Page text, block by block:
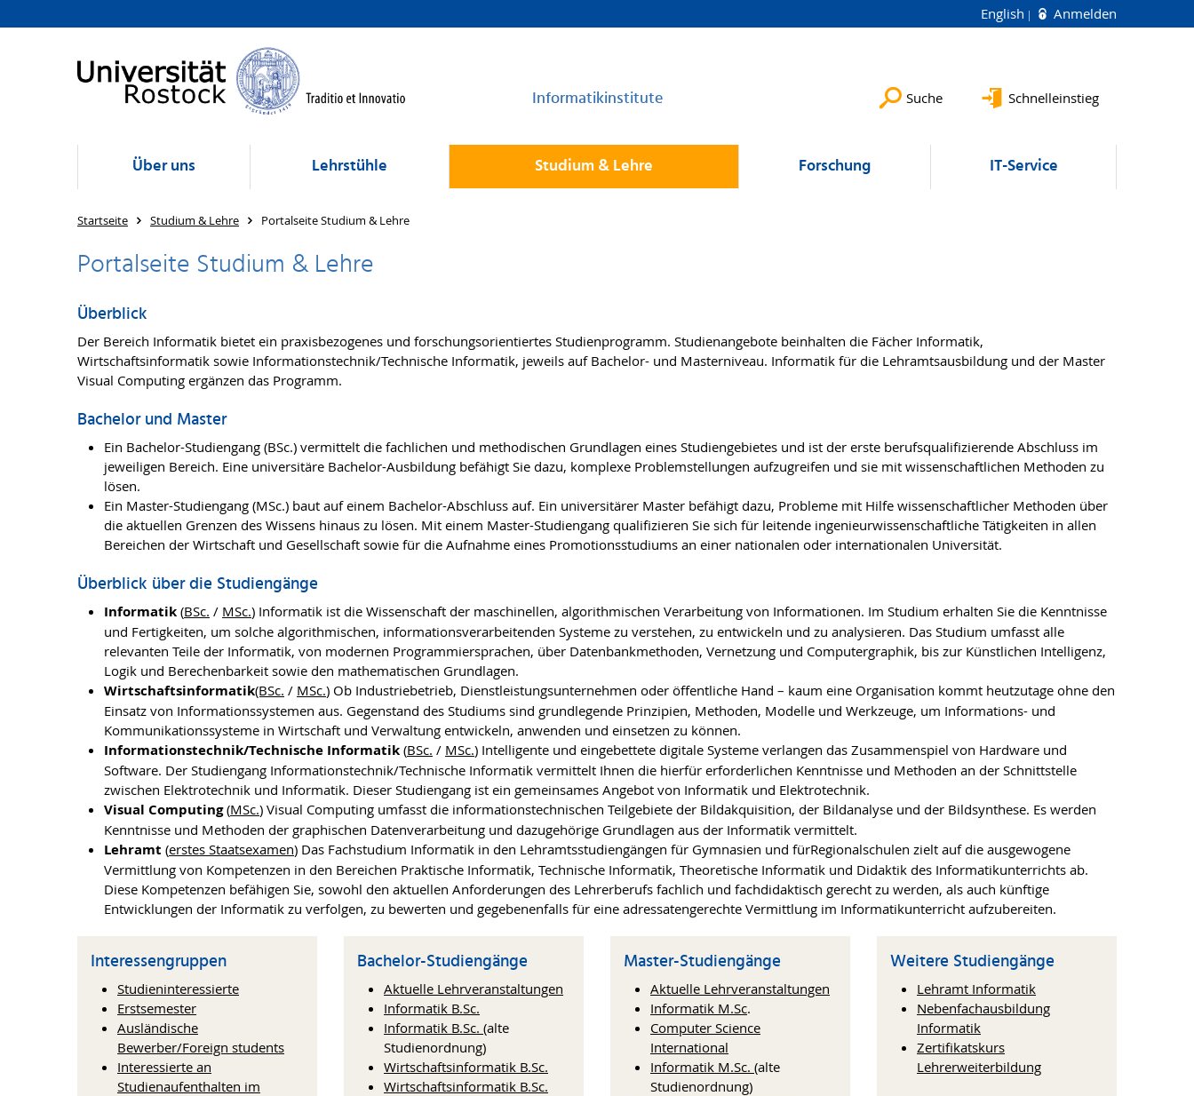
English Anmelden
Informatikinstitute Suche Schnelleinstieg
Über uns Lehrstühle Studium & Lehre Forschung IT-Service
Startseite Studium & Lehre Portalseite Studium & Lehre
Portalseite Studium & Lehre
Überblick
Der Bereich Informatik bietet ein praxisbezogenes und forschungsorientiertes Studienprogramm. Studienangebote beinhalten die Fächer Informatik,
Wirtschaftsinformatik sowie Informationstechnik/Technische Informatik, jeweils auf Bachelor- und Masterniveau. Informatik für die Lehramtsausbildung und der Master
Visual Computing ergänzen das Programm.
Bachelor und Master
Ein Bachelor-Studiengang (BSc.) vermittelt die fachlichen und methodischen Grundlagen eines Studiengebietes und ist der erste berufsqualifizierende Abschluss im
jeweiligen Bereich. Eine universitäre Bachelor-Ausbildung befähigt Sie dazu, komplexe Problemstellungen aufzugreifen und sie mit wissenschaftlichen Methoden zu
lösen.
Ein Master-Studiengang (MSc.) baut auf einem Bachelor-Abschluss auf. Ein universitärer Master befähigt dazu, Probleme mit Hilfe wissenschaftlicher Methoden über
die aktuellen Grenzen des Wissens hinaus zu lösen. Mit einem Master-Studiengang qualifizieren Sie sich für leitende ingenieurwissenschaftliche Tätigkeiten in allen
Bereichen der Wirtschaft und Gesellschaft sowie für die Aufnahme eines Promotionsstudiums an einer nationalen oder internationalen Universität.
Überblick über die Studiengänge
Informatik (BSc. / MSc.) Informatik ist die Wissenschaft der maschinellen, algorithmischen Verarbeitung von Informationen. Im Studium erhalten Sie die Kenntnisse
und Fertigkeiten, um solche algorithmischen, informationsverarbeitenden Systeme zu verstehen, zu entwickeln und zu analysieren. Das Studium umfasst alle
relevanten Teile der Informatik, von modernen Programmiersprachen, über Datenbankmethoden, Vernetzung und Computergraphik, bis zur Künstlichen Intelligenz,
Logik und Berechenbarkeit sowie den mathematischen Grundlagen.
Wirtschaftsinformatik(BSc. / MSc.) Ob Industriebetrieb, Dienstleistungsunternehmen oder öffentliche Hand – kaum eine Organisation kommt heutzutage ohne den
Einsatz von Informationssystemen aus. Gegenstand des Studiums sind grundlegende Prinzipien, Methoden, Modelle und Werkzeuge, um Informations- und
Kommunikationssysteme in Wirtschaft und Verwaltung entwickeln, anwenden und einsetzen zu können.
Informationstechnik/Technische Informatik (BSc. / MSc.) Intelligente und eingebettete digitale Systeme verlangen das Zusammenspiel von Hardware und
Software. Der Studiengang Informationstechnik/Technische Informatik vermittelt Ihnen die hierfür erforderlichen Kenntnisse und Methoden an der Schnittstelle
zwischen Elektrotechnik und Informatik. Dieser Studiengang ist ein gemeinsames Angebot von Informatik und Elektrotechnik.
Visual Computing(MSc.) Visual Computing umfasst die informationstechnischen Teilgebiete der Bildakquisition, der Bildanalyse und der Bildsynthese. Es werden
Kenntnisse und Methoden der graphischen Datenverarbeitung und dazugehörige Grundlagen aus der Informatik vermittelt.
Lehramt (erstes Staatsexamen) Das Fachstudium Informatik in den Lehramtsstudiengängen für Gymnasien und fürRegionalschulen zielt auf die ausgewogene
Vermittlung von Kompetenzen in den Bereichen Praktische Informatik, Technische Informatik, Theoretische Informatik und Didaktik des Informatikunterrichts ab.
Diese Kompetenzen befähigen Sie, sowohl den aktuellen Anforderungen des Lehrerberufs fachlich und fachdidaktisch gerecht zu werden, als auch künftige
Entwicklungen der Informatik zu verfolgen, zu bewerten und gegebenenfalls für eine adressatengerechte Vermittlung im Informatikunterricht aufzubereiten.
Interessengruppen
Studieninteressierte
Erstsemester
Ausländische
Bewerber/Foreign students
Interessierte an
Studienaufenthalten im
Bachelor-Studiengänge
Aktuelle Lehrveranstaltungen
Informatik B.Sc.
Informatik B.Sc. (alte
Studienordnung)
Wirtschaftsinformatik B.Sc.
Wirtschaftsinformatik B.Sc.
Master-Studiengänge
Aktuelle Lehrveranstaltungen
Informatik M.Sc.
Computer Science
International
Informatik M.Sc. (alte
Studienordnung)
Weitere Studiengänge
Lehramt Informatik
Nebenfachausbildung
Informatik
Zertifikatskurs
Lehrerweiterbildung